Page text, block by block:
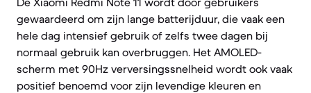
gewaardeerd om zijn lange batterijduur, die vaak een
hele dag intensief gebruik of zelfs twee dagen bij
normaal gebruik kan overbruggen. Het AMOLED-
scherm met 90Hz verversingssnelheid wordt ook vaak
positief benoemd voor zijn levendige kleuren en